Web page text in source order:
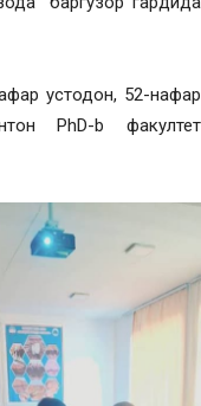
устодон, 52-нафар
PhD-b факултет